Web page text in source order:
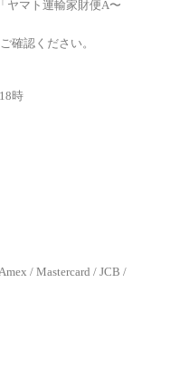
ヤマト運輸家財便A〜
確認ください。
時
/ Mastercard / JCB /